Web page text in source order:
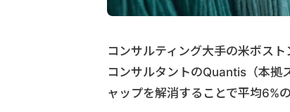
コンサルティング大手の米ボス
コンサルタントのQuantis（本拠
ャップを解消することで平均6%